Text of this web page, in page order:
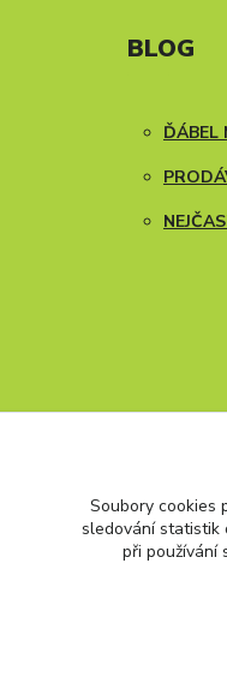
BLOG
ĎÁBEL
(2009 – 2026) Carfokids™
Soubory cookies
sledování statistik
při používání